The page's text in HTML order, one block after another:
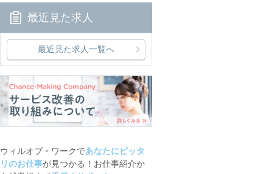
最近見た求人
最近見た求人一覧へ
ウィルオブ・ワークであなたにピッタ
リのお仕事が見つかる！お仕事紹介か